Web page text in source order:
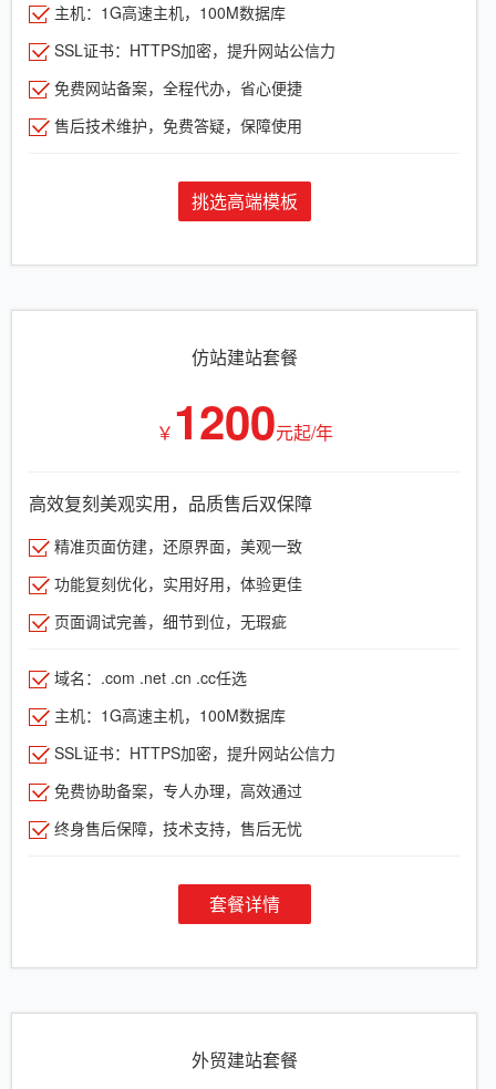
主机：1G高速主机，100M数据库
SSL证书：HTTPS加密，提升网站公信力
免费网站备案，全程代办，省心便捷
售后技术维护，免费答疑，保障使用
挑选高端模板
仿站建站套餐
￥ 1200元起/年
高效复刻美观实用，品质售后双保障
精准页面仿建，还原界面，美观一致
功能复刻优化，实用好用，体验更佳
页面调试完善，细节到位，无瑕疵
域名：.com .net .cn .cc任选
主机：1G高速主机，100M数据库
SSL证书：HTTPS加密，提升网站公信力
免费协助备案，专人办理，高效通过
终身售后保障，技术支持，售后无忧
套餐详情
外贸建站套餐